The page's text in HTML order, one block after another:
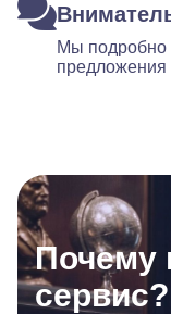
Мы подробно
предложения
Почему
сервис?